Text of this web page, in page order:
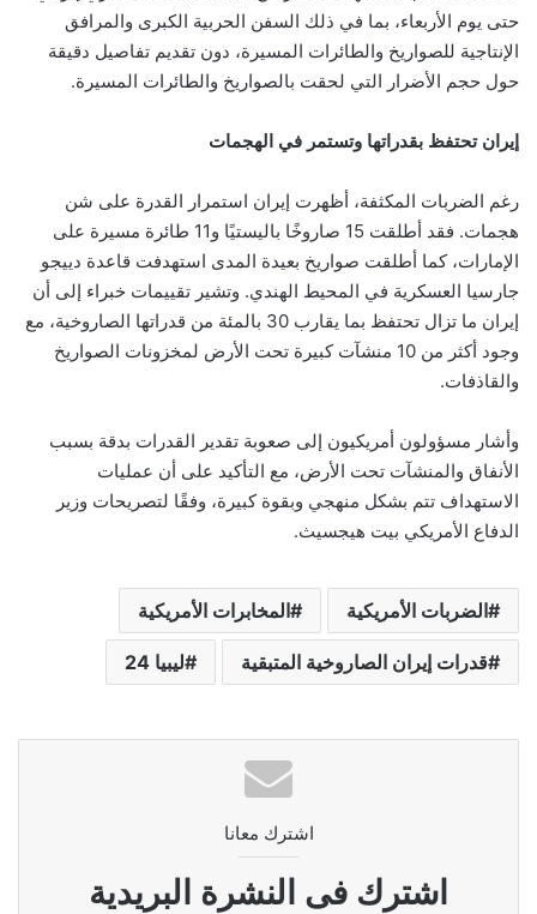
حتى يوم الأربعاء، بما في ذلك السفن الحربية الكبرى والمرافق
الإنتاجية للصواريخ والطائرات المسيرة، دون تقديم تفاصيل دقيقة
حول حجم الأضرار التي لحقت بالصواريخ والطائرات المسيرة.
إيران تحتفظ بقدراتها وتستمر في الهجمات
رغم الضربات المكثفة، أظهرت إيران استمرار القدرة على شن
هجمات. فقد أطلقت 15 صاروخًا باليستيًا و11 طائرة مسيرة على
الإمارات، كما أطلقت صواريخ بعيدة المدى استهدفت قاعدة دييجو
جارسيا العسكرية في المحيط الهندي. وتشير تقييمات خبراء إلى أن
إيران ما تزال تحتفظ بما يقارب 30 بالمئة من قدراتها الصاروخية، مع
وجود أكثر من 10 منشآت كبيرة تحت الأرض لمخزونات الصواريخ
والقاذفات.
وأشار مسؤولون أمريكيون إلى صعوبة تقدير القدرات بدقة بسبب
الأنفاق والمنشآت تحت الأرض، مع التأكيد على أن عمليات
الاستهداف تتم بشكل منهجي وبقوة كبيرة، وفقًا لتصريحات وزير
الدفاع الأمريكي بيت هيجسيث.
الضربات الأمريكية المخابرات الأمريكية
قدرات إيران الصاروخية المتبقية ليبيا 24
اشترك معانا
اشترك فى النشرة البريدية